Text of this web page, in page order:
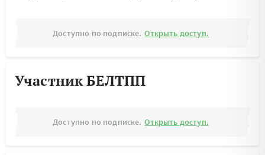
Доступно по подписке. Открыть доступ.
Участник БЕЛТПП
Доступно по подписке. Открыть доступ.